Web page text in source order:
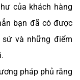
của khách hàng
bạn đã có được
và những điểm
pháp phủ răng